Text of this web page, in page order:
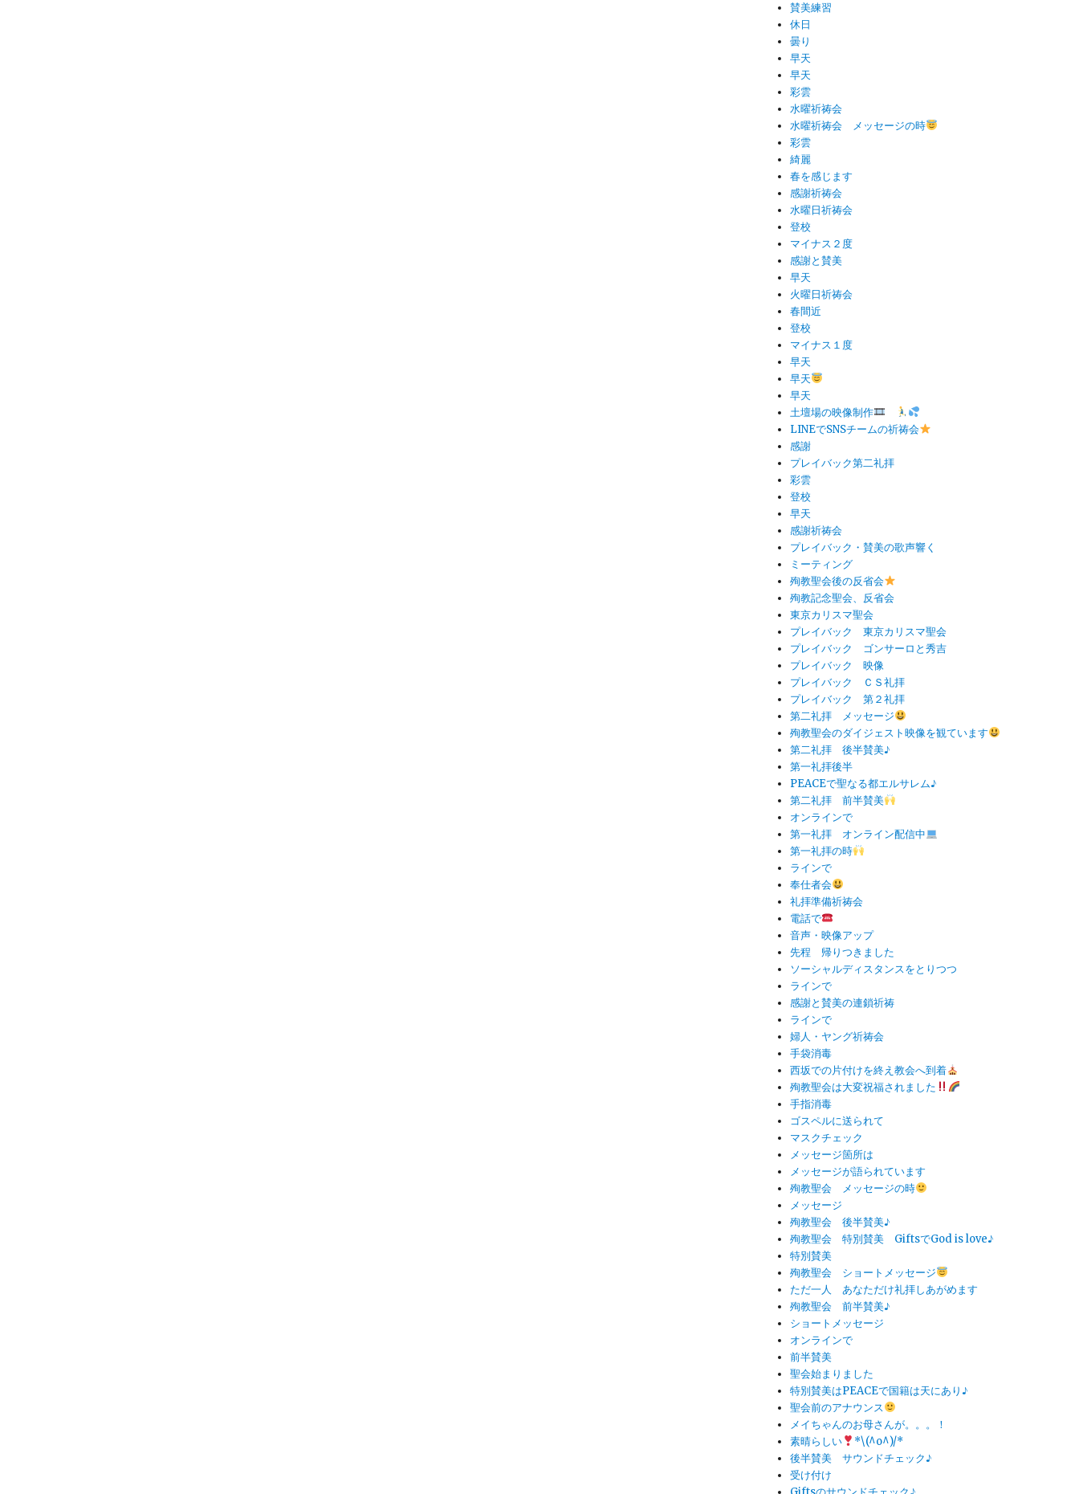
賛美練習
休日
曇り
早天
早天
彩雲
水曜祈祷会
水曜祈祷会 メッセージの時
彩雲
綺麗
春を感じます
感謝祈祷会
水曜日祈祷会
登校
マイナス２度
感謝と賛美
早天
火曜日祈祷会
春間近
登校
マイナス１度
早天
早天
早天
土壇場の映像制作
LINEでSNSチームの祈祷会
感謝
プレイバック第二礼拝
彩雲
登校
早天
感謝祈祷会
プレイバック・賛美の歌声響く
ミーティング
殉教聖会後の反省会
殉教記念聖会、反省会
東京カリスマ聖会
プレイバック 東京カリスマ聖会
プレイバック ゴンサーロと秀吉
プレイバック 映像
プレイバック ＣＳ礼拝
プレイバック 第２礼拝
第二礼拝 メッセージ
殉教聖会のダイジェスト映像を観ています
第二礼拝 後半賛美♪
第一礼拝後半
PEACEで聖なる都エルサレム♪
第二礼拝 前半賛美
オンラインで
第一礼拝 オンライン配信中
第一礼拝の時
ラインで
奉仕者会
礼拝準備祈祷会
電話で
音声・映像アップ
先程 帰りつきました
ソーシャルディスタンスをとりつつ
ラインで
感謝と賛美の連鎖祈祷
ラインで
婦人・ヤング祈祷会
手袋消毒
西坂での片付けを終え教会へ到着
殉教聖会は大変祝福されました
手指消毒
ゴスペルに送られて
マスクチェック
メッセージ箇所は
メッセージが語られています
殉教聖会 メッセージの時
メッセージ
殉教聖会 後半賛美♪
殉教聖会 特別賛美 GiftsでGod is love♪
特別賛美
殉教聖会 ショートメッセージ
ただ一人 あなただけ礼拝しあがめます
殉教聖会 前半賛美♪
ショートメッセージ
オンラインで
前半賛美
聖会始まりました
特別賛美はPEACEで国籍は天にあり♪
聖会前のアナウンス
メイちゃんのお母さんが。。。！
素晴らしい
*\(^o^)/*
後半賛美 サウンドチェック♪
受け付け